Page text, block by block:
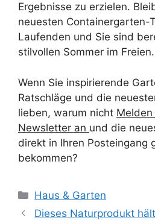
Ergebnisse zu erzielen.
neuesten Containergarten-
Laufenden und Sie sind
stilvollen Sommer im Freien.
Wenn Sie inspirierende
Ratschläge und die
lieben, warum nicht
Newsletter an und die
direkt in Ihren Posteingang
bekommen?
Kategorien
Haus & Garten
Dieses Naturprodukt